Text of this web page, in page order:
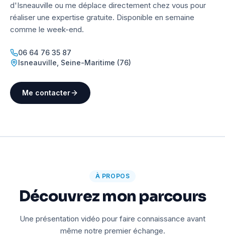
d'Isneauville ou me déplace directement chez vous pour
réaliser une expertise gratuite. Disponible en semaine
comme le week-end.
06 64 76 35 87
Isneauville Seine-Maritime (76)
Me contacter
À PROPOS
Découvrez mon parcours
Une présentation vidéo pour faire connaissance avant
même notre premier échange.